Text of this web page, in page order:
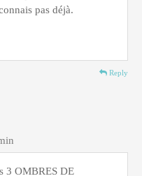
pas déjà.
Reply
3 OMBRES DE